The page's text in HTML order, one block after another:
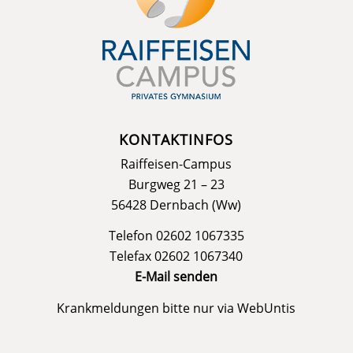
KONTAKTINFOS
Raiffeisen-Campus
Burgweg 21 – 23
56428 Dernbach (Ww)
Telefon 02602 1067335
Telefax 02602 1067340
E-Mail senden
Krankmeldungen bitte nur viaWebUntis